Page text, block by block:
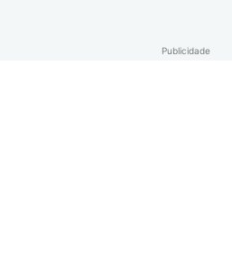
Publicidade